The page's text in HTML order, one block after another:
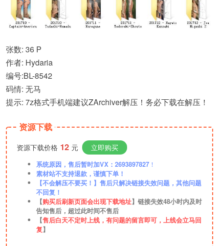
张数: 36 P
作者: Hydaria
编号:BL-8542
码情: 无马
提示: 7z格式手机端建议ZArchiver解压！务必下载在解压！
资源下载
资源下载价格 12 元 立即购买
系统原因，售后暂时加VX：2693897827 ！
素材站不支持退款，谨慎下单！
【不会解压不要买！】售后只解决链接失效问题，其他问题
不回复！
【购买后刷新页面会出现下载地址】链接失效48小时内及时
告知售后，超过此时间不售后
【售后白天不定时上线，有问题的留言即可，上线会立马回
复】